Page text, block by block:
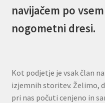
navijačem po
nogometni dresi.
Kot podjetje je vsak član
izjemnih storitev. Želimo,
pri nas počuti cenjeno in